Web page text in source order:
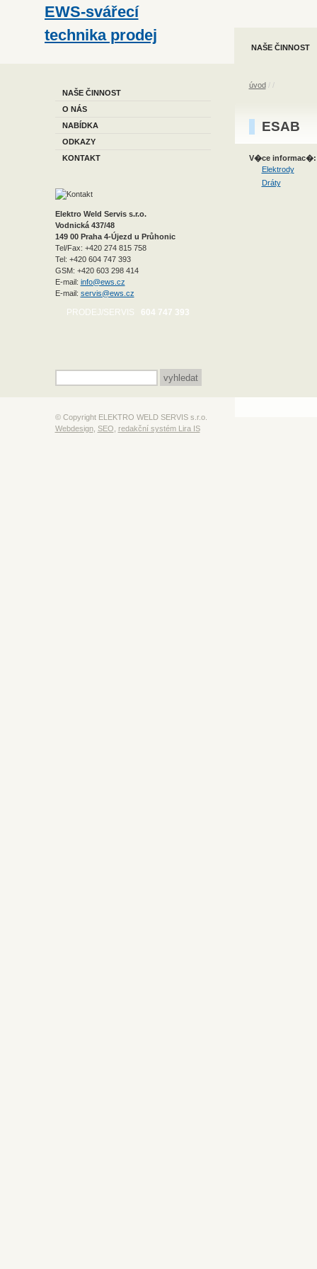
EWS-svářecí
technika prodej
NAŠE ČINNOST
NAŠE ČINNOST
O NÁS
NABÍDKA
ODKAZY
KONTAKT
Elektro Weld Servis s.r.o.
Vodnická 437/48
149 00 Praha 4-Újezd u Průhonic
Tel/Fax: +420 274 815 758
Tel: +420 604 747 393
GSM: +420 603 298 414
E-mail: info@ews.cz
E-mail: servis@ews.cz
PRODEJ/SERVIS 604 747 393
úvod/ /
ESAB
V�ce informac�:
Elektrody
Dráty
© Copyright ELEKTRO WELD SERVIS s.r.o.
Webdesign, SEO redakční systém Lira IS